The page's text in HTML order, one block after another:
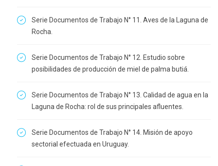
Serie Documentos de Trabajo N° 11. Aves de la Laguna de
Rocha.
Serie Documentos de Trabajo N° 12. Estudio sobre
posibilidades de producción de miel de palma butiá.
Serie Documentos de Trabajo N° 13. Calidad de agua en la
Laguna de Rocha: rol de sus principales afluentes.
Serie Documentos de Trabajo N° 14. Misión de apoyo
sectorial efectuada en Uruguay.